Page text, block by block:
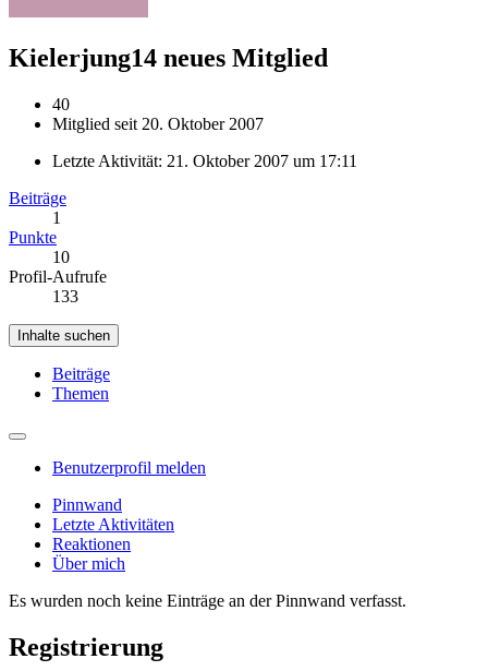
Kielerjung14 neues Mitglied
40
Mitglied seit 20. Oktober 2007
Letzte Aktivität: 21. Oktober 2007 um 17:11
Beiträge
1
Punkte
10
Profil-Aufrufe
133
Inhalte suchen
Beiträge
Themen
Benutzerprofil melden
Pinnwand
Letzte Aktivitäten
Reaktionen
Über mich
Es wurden noch keine Einträge an der Pinnwand verfasst.
Registrierung